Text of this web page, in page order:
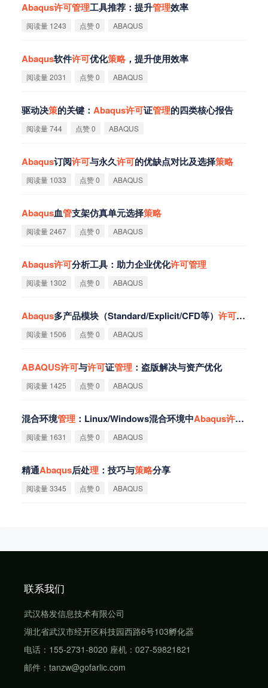
Abaqus许可管理工具推荐：提升管理效率
阅读量 1243 点赞 0 ABAQUS
Abaqus软件许可优化策略 ，提升使用效率
阅读量 2031 点赞 0 ABAQUS
驱动决策的关键： Abaqus许可证管理的四类核心报告
阅读量 744 点赞 0 ABAQUS
Abaqus订阅许可与永久许可的优缺点对比及选择策略
阅读量 1033 点赞 0 ABAQUS
Abaqus血管支架仿真单元选择策略
阅读量 2467 点赞 0 ABAQUS
Abaqus许可分析工具：助力企业优化许可管理
阅读量 1302 点赞 0 ABAQUS
Abaqus多产品模块（Standard/Explicit/CFD等） 许可降级使
阅读量 1506 点赞 0 ABAQUS
ABAQUS许可与许可证管理 ：盗版解决与资产优化
阅读量 1425 点赞 0 ABAQUS
混合环境管理 ：Linux/Windows混合环境中Abaqus许可
阅读量 1631 点赞 0 ABAQUS
精通Abaqus后处理 ：技巧与策略分享
阅读量 3345 点赞 0 ABAQUS
联系我们
武汉格发信息技术有限公司
湖北省武汉市经开区科技园西路6号103孵化器
电话：155-2731-8020 座机：027-59821821
邮件：tanzw@gofarlic.com